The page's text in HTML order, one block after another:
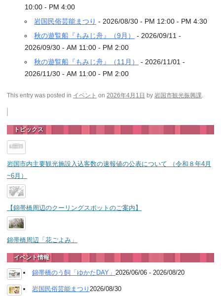
10:00 - PM 4:00
岩国民俗芸能まつり - 2026/08/30 - PM 12:00 - PM 4:30
秋の遊覧船『もみじ舟』（9月）
- 2026/09/11 -
2026/09/30 - AM 11:00 - PM 2:00
秋の遊覧船『もみじ舟』（11月）
- 2026/11/01 -
2026/11/30 - AM 11:00 - PM 2:00
This entry was posted in イベント on 2026年4月1日 by 岩国市観光振興課.
トピックス
岩国市内主要観光施設入込客数の速報値の公表について （令和８年4月
~6月）
【錦帯橋周辺のクーリングスポットのご案内】
錦帯橋周辺「花ごよみ」
イベント情報
錦帯橋のう飼「ゆかたDAY」 2026/06/06 - 2026/08/20
岩国民俗芸能まつり 2026/08/30